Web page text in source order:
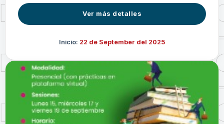
Ver más detalles
Inicio: 22 de September del 2025